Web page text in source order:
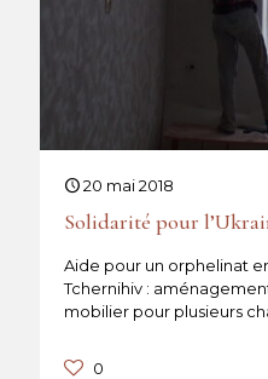
20 mai 2018
Solidarité pour
Aide pour un orphelinat
Tchernihiv :
mobilier pour plusieurs
0